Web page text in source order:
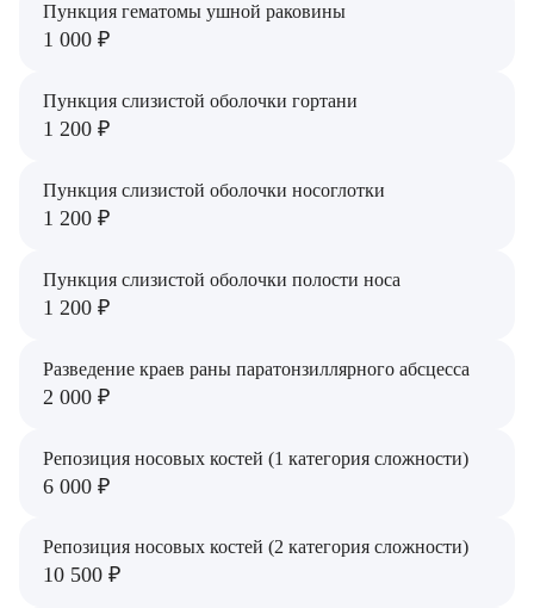
Пункция гематомы ушной раковины
1 000 ₽
Пункция слизистой оболочки гортани
1 200 ₽
Пункция слизистой оболочки носоглотки
1 200 ₽
Пункция слизистой оболочки полости носа
1 200 ₽
Разведение краев раны паратонзиллярного абсцесса
2 000 ₽
Репозиция носовых костей (1 категория сложности)
6 000 ₽
Репозиция носовых костей (2 категория сложности)
10 500 ₽
Вакуленчик Николай Сергеевич
Васильченко Тимур Михайлович
Винникова Кристина Юрьевна
Воробьёва Евгения Валерьевна
Гарбер Виктория Олеговна
Горшков Алексей Юрьевич
Доронкин Андрей Дмитриевич
Емцова Татьяна Борисовна
Еремкина Анастасия Александровна